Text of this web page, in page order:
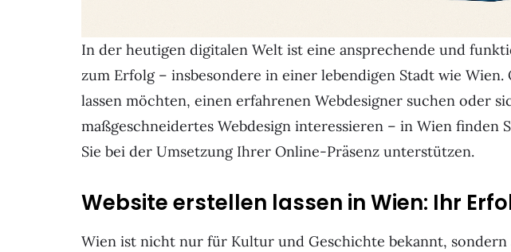
In der heutigen digitalen Welt ist eine ansprechende und
zum Erfolg – insbesondere in einer lebendigen Stadt wie Wien.
lassen möchten, einen erfahrenen Webdesigner suchen oder
maßgeschneidertes Webdesign interessieren – in Wien finden
Sie bei der Umsetzung Ihrer Online-Präsenz unterstützen.
Website erstellen lassen in Wien: Ihr
Wien ist nicht nur für Kultur und Geschichte bekannt,